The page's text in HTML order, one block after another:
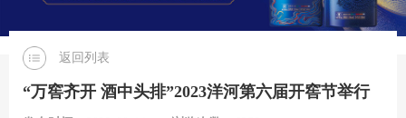
贵酒匠心
贵酒美文
贵酒樽系列
党团建设
招标公告
招聘中心
返回列表
“万窖齐开 酒中头排”2023洋河第六届开窖节举行